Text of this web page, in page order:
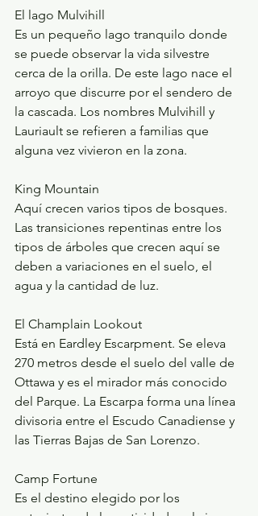
El lago Mulvihill
Es un pequeño lago tranquilo donde
se puede observar la vida silvestre
cerca de la orilla. De este lago nace el
arroyo que discurre por el sendero de
la cascada. Los nombres Mulvihill y
Lauriault se refieren a familias que
alguna vez vivieron en la zona.
King Mountain
Aquí crecen varios tipos de bosques.
Las transiciones repentinas entre los
tipos de árboles que crecen aquí se
deben a variaciones en el suelo, el
agua y la cantidad de luz.
El Champlain Lookout
Está en Eardley Escarpment. Se eleva
270 metros desde el suelo del valle de
Ottawa y es el mirador más conocido
del Parque. La Escarpa forma una línea
divisoria entre el Escudo Canadiense y
las Tierras Bajas de San Lorenzo.
Camp Fortune
Es el destino elegido por los